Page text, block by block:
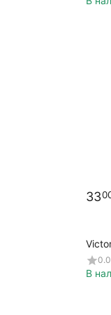
33
0.0
В